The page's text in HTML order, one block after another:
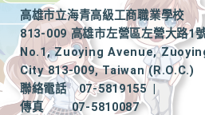
高雄市立海青高級工商職業學校
813-009 高雄市左營區左營大路1
No.1, Zuoying Avenue,
City 813-009, Taiwan (R.O.C.)
聯絡電話
07-5819155
|
傳真
07-5810087